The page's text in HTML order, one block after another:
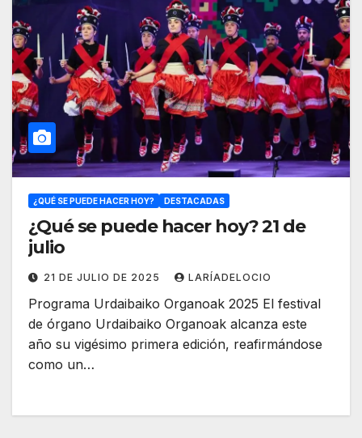
¿QUÉ SE PUEDE HACER HOY? DESTACADAS
¿Qué se puede hacer hoy? 21 de
julio
21 DE JULIO DE 2025 LARÍADELOCIO
Programa Urdaibaiko Organoak 2025 El festival
de órgano Urdaibaiko Organoak alcanza este
año su vigésimo primera edición, reafirmándose
como un…